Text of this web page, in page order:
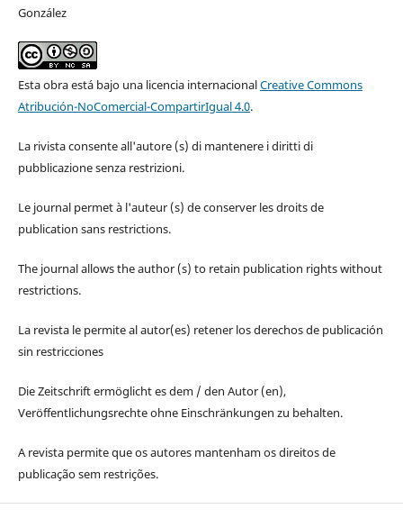
González
Esta obra está bajo una licencia internacionalCreative Commons
Atribución-NoComercial-CompartirIgual 4.0.
La rivista consente all'autore (s) di mantenere i diritti di
pubblicazione senza restrizioni.
Le journal permet à l'auteur (s) de conserver les droits de
publication sans restrictions.
The journal allows the author (s) to retain publication rights without
restrictions.
La revista le permite al autor(es) retener los derechos de publicación
sin restricciones
Die Zeitschrift ermöglicht es dem / den Autor (en),
Veröffentlichungsrechte ohne Einschränkungen zu behalten.
A revista permite que os autores mantenham os direitos de
publicação sem restrições.